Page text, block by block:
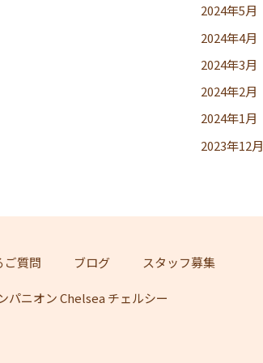
2024年5月
2024年4月
2024年3月
2024年2月
2024年1月
2023年12月
ご質問 ブログ スタッフ募集
ニオン Chelsea チェルシー